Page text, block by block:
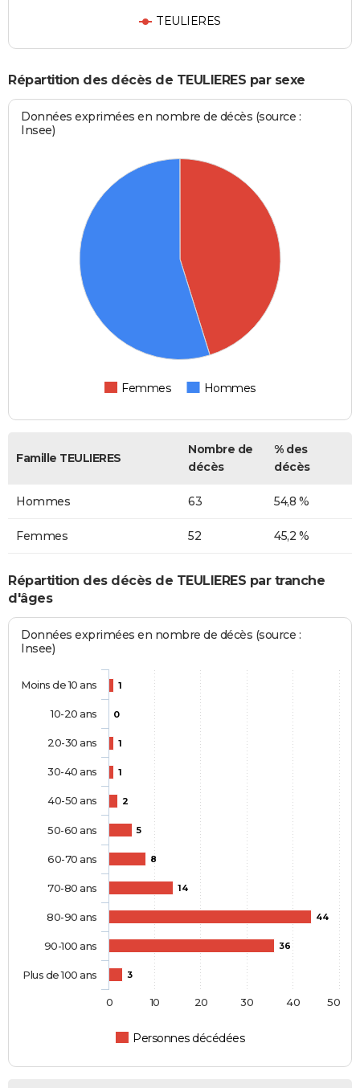
TEULIERES
Répartition des décès de TEULIERES par sexe
Données exprimées en nombre de décès (source :
Insee)
Femmes Hommes
Famille TEULIERES
Nombre de
décès
% des
décès
Hommes 63 54,8 %
Femmes 52 45,2 %
Répartition des décès de TEULIERES par tranche
d'âges
Données exprimées en nombre de décès (source :
Insee)
1
0
1
1
2
5
8
14
44
36
3
Personnes décédées
Moins de 10 ans
10-20 ans
20-30 ans
30-40 ans
40-50 ans
50-60 ans
60-70 ans
70-80 ans
80-90 ans
90-100 ans
Plus de 100 ans
0 10 20 30 40 50